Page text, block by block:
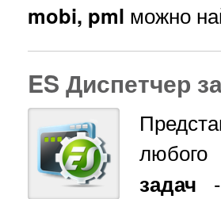
mobi, pml можно
ES Диспетчер
задач